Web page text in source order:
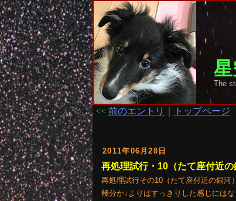
The
<< 前のエントリ トップページ
2011年06月28日
再処理試行・10（たて座付近の
再処理試行その10（たて座付近の銀河）
幾分か↓よりはすっきりした感じにはな